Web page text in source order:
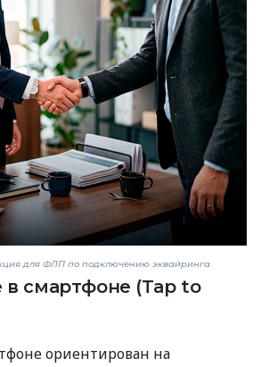
для ФЛП по подключению эквайринга
смартфоне (Tap to
ориентирован на